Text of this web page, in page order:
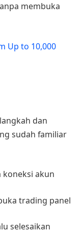
membuka
Up to 10,000
dan
sudah familiar
koneksi akun
trading panel
selesaikan